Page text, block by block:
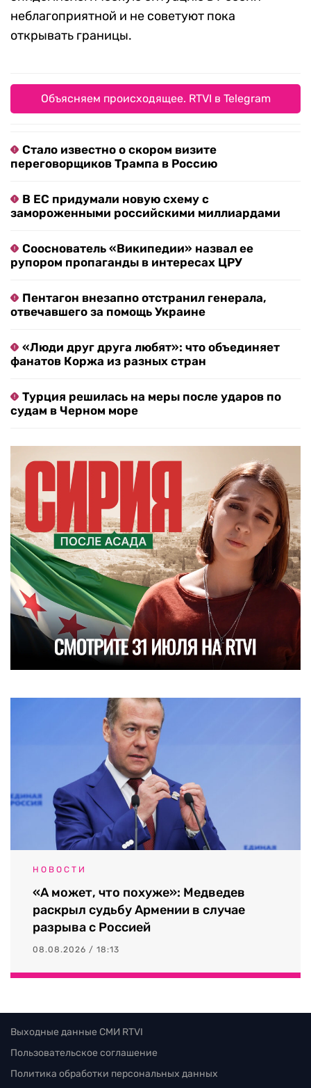
неблагоприятной и не советуют пока
открывать границы.
Объясняем происходящее. RTVI в Telegram
Стало известно о скором визите
переговорщиков Трампа в Россию
В ЕС придумали новую схему с
замороженными российскими миллиардами
Сооснователь «Википедии» назвал ее
рупором пропаганды в интересах ЦРУ
Пентагон внезапно отстранил генерала,
отвечавшего за помощь Украине
«Люди друг друга любят»: что объединяет
фанатов Коржа из разных стран
Турция решилась на меры после ударов по
судам в Черном море
НОВОСТИ
«А может, что похуже»: Медведев
раскрыл судьбу Армении в случае
разрыва с Россией
08.08.2026 / 18:13
Выходные данные СМИ RTVI
Пользовательское соглашение
Политика обработки персональных данных